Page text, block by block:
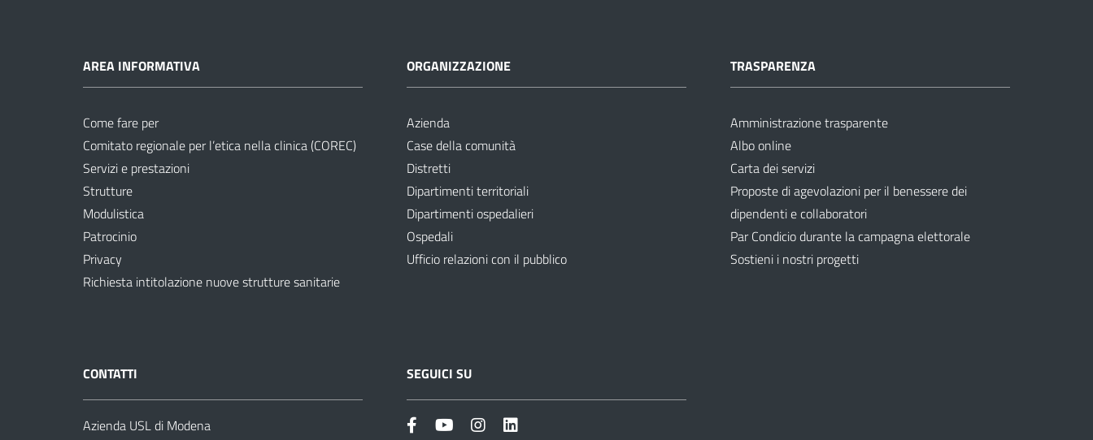
AREA INFORMATIVA
Come fare per
Comitato regionale per l’etica nella clinica (COREC)
Servizi e prestazioni
Strutture
Modulistica
Patrocinio
Privacy
Richiesta intitolazione nuove strutture sanitarie
ORGANIZZAZIONE
Azienda
Case della comunità
Distretti
Dipartimenti territoriali
Dipartimenti ospedalieri
Ospedali
Ufficio relazioni con il pubblico
TRASPARENZA
Amministrazione trasparente
Albo online
Carta dei servizi
Proposte di agevolazioni per il benessere dei
dipendenti e collaboratori
Par Condicio durante la campagna elettorale
Sostieni i nostri progetti
CONTATTI
Azienda USL di Modena
SEGUICI SU